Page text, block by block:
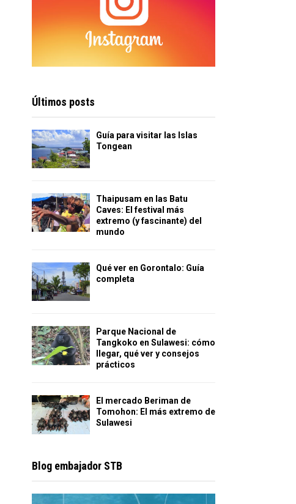
Últimos posts
Guía para visitar las Islas
Tongean
Thaipusam en las Batu
Caves: El festival más
extremo (y fascinante) del
mundo
Qué ver en Gorontalo: Guía
completa
Parque Nacional de
Tangkoko en Sulawesi: cómo
llegar, qué ver y consejos
prácticos
El mercado Beriman de
Tomohon: El más extremo de
Sulawesi
Blog embajador STB